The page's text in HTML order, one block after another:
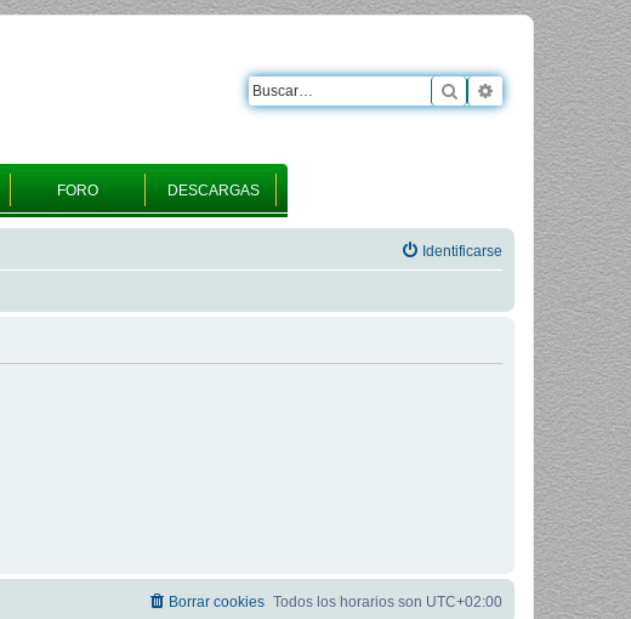
FORO DESCARGAS
Buscar Búsqueda
Identificarse
Todos los horarios son UTC+02:00
Borrar cookies